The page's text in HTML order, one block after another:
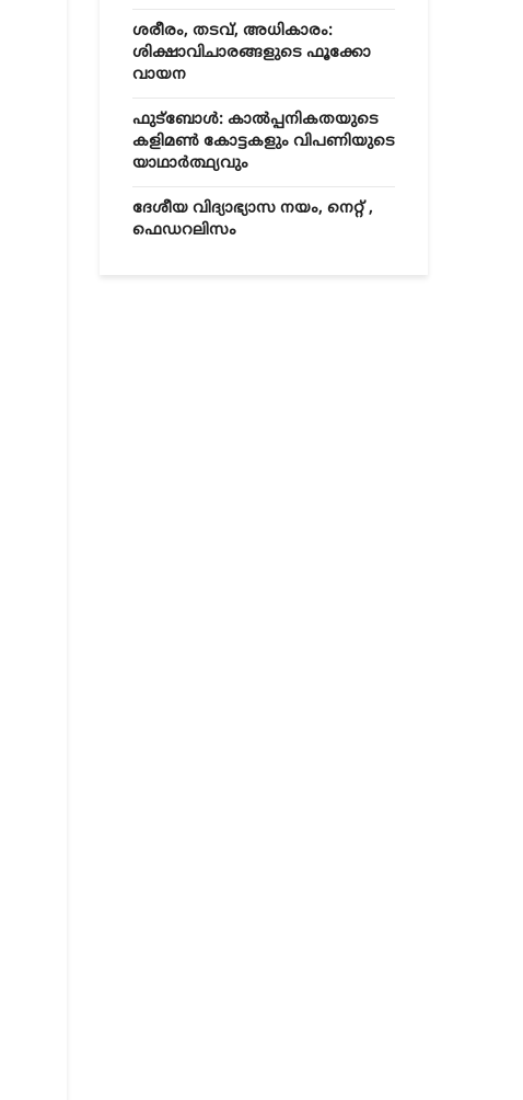
ശരീരം, തടവ്, അധികാരം:
ശിക്ഷാവിചാരങ്ങളുടെ ഫൂക്കോ
വായന
ഫുട്ബോൾ: കാൽപ്പനികതയുടെ
കളിമൺ കോട്ടകളും വിപണിയുടെ
യാഥാർത്ഥ്യവും
ദേശീയ വിദ്യാഭ്യാസ നയം, നെറ്റ് ,
ഫെഡറലിസം